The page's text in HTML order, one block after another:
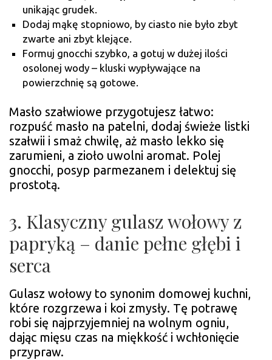
unikając grudek.
Dodaj mąkę stopniowo, by ciasto nie było zbyt
zwarte ani zbyt klejące.
Formuj gnocchi szybko, a gotuj w dużej ilości
osolonej wody – kluski wypływające na
powierzchnię są gotowe.
Masło szałwiowe przygotujesz łatwo:
rozpuść masło na patelni, dodaj świeże listki
szałwii i smaż chwilę, aż masło lekko się
zarumieni, a zioło uwolni aromat. Polej
gnocchi, posyp parmezanem i delektuj się
prostotą.
3. Klasyczny gulasz wołowy z
papryką – danie pełne głębi i
serca
Gulasz wołowy to synonim domowej kuchni,
które rozgrzewa i koi zmysły. Tę potrawę
robi się najprzyjemniej na wolnym ogniu,
dając mięsu czas na miękkość i wchłonięcie
przypraw.